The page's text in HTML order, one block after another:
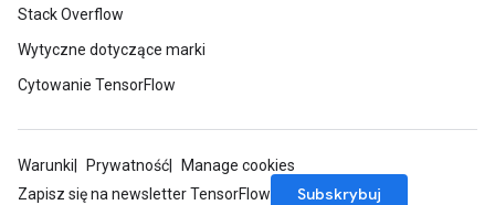
Stack Overflow
Wytyczne dotyczące marki
Cytowanie TensorFlow
Warunki Prywatność
Manage cookies
Zapisz się na newsletter TensorFlow
Subskrybuj